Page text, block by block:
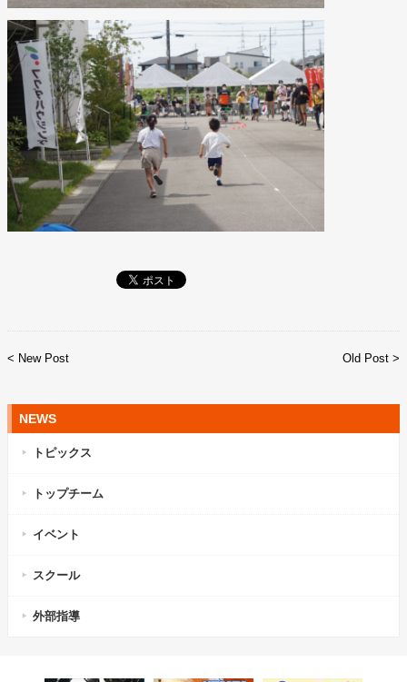
< New Post Old Post >
NEWS
トピックス
トップチーム
イベント
スクール
外部指導